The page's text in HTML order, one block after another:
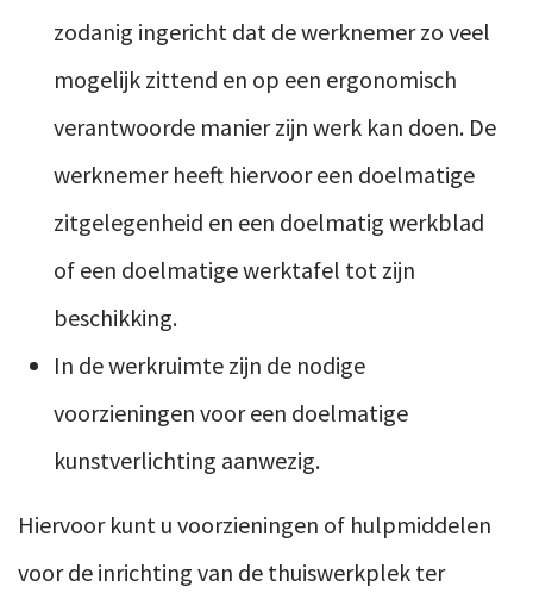
zodanig ingericht dat de werknemer zo veel
mogelijk zittend en op een ergonomisch
verantwoorde manier zijn werk kan doen. De
werknemer heeft hiervoor een doelmatige
zitgelegenheid en een doelmatig werkblad
of een doelmatige werktafel tot zijn
beschikking.
In de werkruimte zijn de nodige
voorzieningen voor een doelmatige
kunstverlichting aanwezig.
Hiervoor kunt u voorzieningen of hulpmiddelen
voor de inrichting van de thuiswerkplek ter